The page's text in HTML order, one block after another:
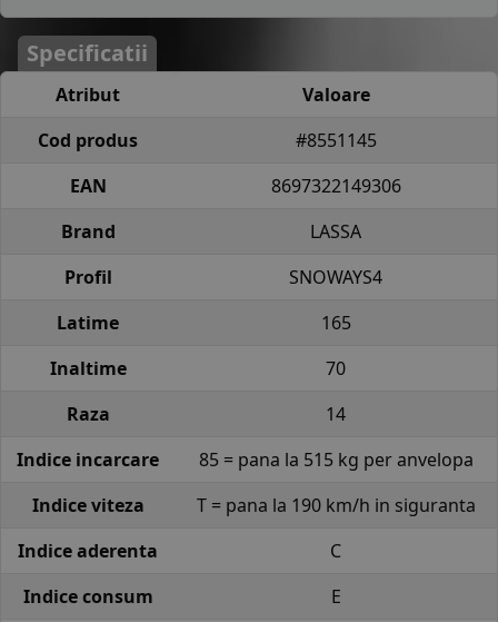
Specificatii
Atribut
Valoare
Cod produs
#8551145
EAN
8697322149306
Brand
LASSA
Profil
SNOWAYS4
Latime
165
Inaltime
70
Raza
14
Indice incarcare
85 = pana la 515 kg per anvelopa
Indice viteza
T = pana la 190 km/h in siguranta
Indice aderenta
C
Indice consum
E